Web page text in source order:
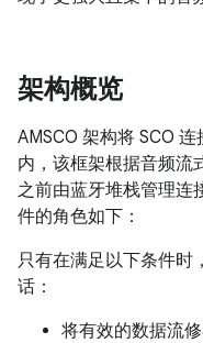
架构概览
AMSCO 架构将 SCO
内，该框架根据音频流
之前由蓝牙堆栈管理连
件的角色如下：
只有在满足以下条件时
话：
将有效的数据流修